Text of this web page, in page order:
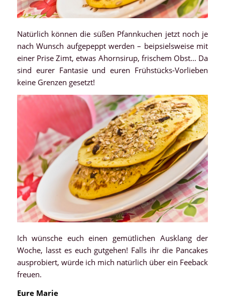
Natürlich können die süßen Pfannkuchen jetzt noch je
nach Wunsch aufgepeppt werden – beipsielsweise mit
einer Prise Zimt, etwas Ahornsirup, frischem Obst… Da
sind eurer Fantasie und euren Frühstücks-Vorlieben
keine Grenzen gesetzt!
Ich wünsche euch einen gemütlichen Ausklang der
Woche, lasst es euch gutgehen! Falls ihr die Pancakes
ausprobiert, würde ich mich natürlich über ein Feeback
freuen.
Eure Marie